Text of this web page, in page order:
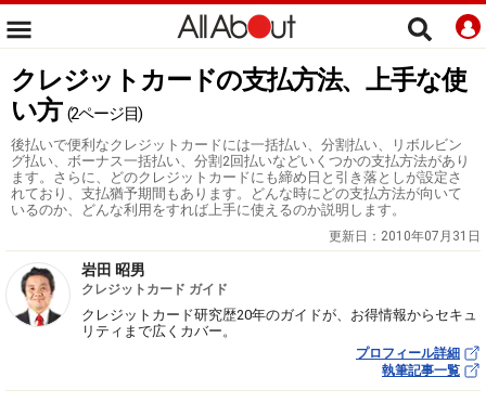
クレジットカードの支払方法、上手な使
い方 (2ページ目)
後払いで便利なクレジットカードには一括払い、分割払い、リボルビン
グ払い、ボーナス一括払い、分割2回払いなどいくつかの支払方法があり
ます。さらに、どのクレジットカードにも締め日と引き落としが設定さ
れており、支払猶予期間もあります。どんな時にどの支払方法が向いて
いるのか、どんな利用をすれば上手に使えるのか説明します。
更新日： 2010年07月31日
岩田 昭男
クレジットカード ガイド
クレジットカード研究歴20年のガイドが、お得情報からセキュ
リティまで広くカバー。
プロフィール詳細
執筆記事一覧